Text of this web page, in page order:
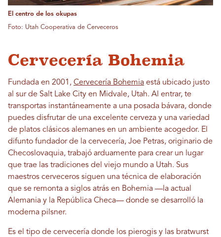
El centro de los okupas
Foto: Utah Cooperativa de Cerveceros
Cervecería Bohemia
Fundada en 2001, Cervecería Bohemia está ubicado justo
al sur de Salt Lake City en Midvale, Utah. Al entrar, te
transportas instantáneamente a una posada bávara, donde
puedes disfrutar de una excelente cerveza y una variedad
de platos clásicos alemanes en un ambiente acogedor. El
difunto fundador de la cervecería, Joe Petras, originario de
Checoslovaquia, trabajó arduamente para crear un lugar
que trae las tradiciones del viejo mundo a Utah. Sus
maestros cerveceros siguen una técnica de elaboración
que se remonta a siglos atrás en Bohemia —la actual
Alemania y la República Checa— donde se desarrolló la
moderna pilsner.
Es el tipo de cervecería donde los pierogis y las bratwurst